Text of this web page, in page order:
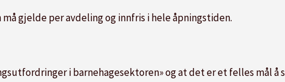
gjelde per avdeling og innfris i hele åpningstiden.
i barnehagesektoren» og at det er et felles mål å